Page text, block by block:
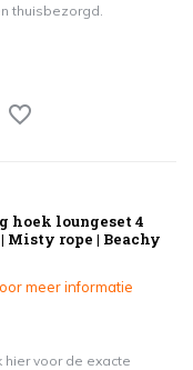
thuisbezorgd.
loungeset 4
Misty rope | Beachy
meer informatie
hier voor de exacte